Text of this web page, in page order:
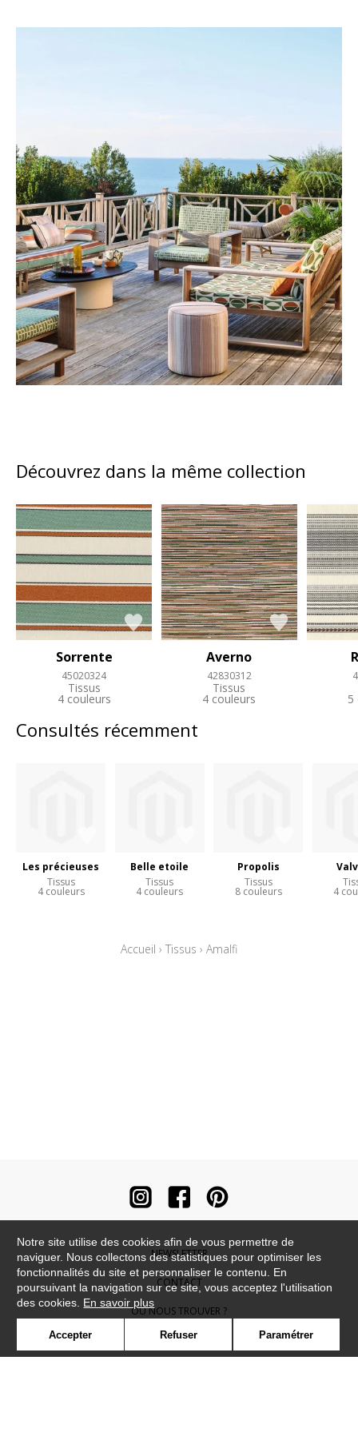
Découvrez dans la même collection
Sorrente
45020324
Tissus
4 couleurs
Averno
42830312
Tissus
4 couleurs 5
Consultés récemment
Les précieuses
Tissus
4 couleurs
Belle etoile
Tissus
4 couleurs
Propolis
Tissus
8 couleurs 4
Accueil › Tissus › Amalfi
NEWSLETTER
CONTACT
OÙ NOUS TROUVER ?
CONTRACT
Notre site utilise des cookies afin de vous permettre de
naviguer. Nous collectons des statistiques pour optimiser les
fonctionnalités du site et personnaliser le contenu. En
poursuivant la navigation sur ce site, vous acceptez l'utilisation
des cookies. En savoir plus
Accepter Refuser Paramétrer